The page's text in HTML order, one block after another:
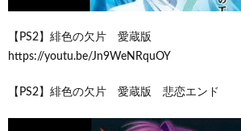
【PS2】緋色の欠片 愛蔵版
https://youtu.be/Jn9WeNRquOY
【PS2】緋色の欠片 愛蔵版 悲恋エンド